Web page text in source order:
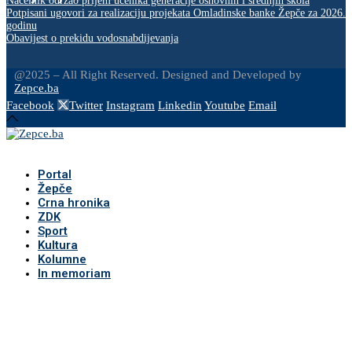
Potpisani ugovori za realizaciju projekata Omladinske banke Žepče za 2026.
godinu
Obavijest o prekidu vodosnabdijevanja
@2025 – All Right Reserved. Designed and Developed by
Zepce.ba
Facebook
Twitter Instagram LinkedinYoutube Email
Portal
Žepče
Crna hronika
ZDK
Sport
Kultura
Kolumne
In memoriam